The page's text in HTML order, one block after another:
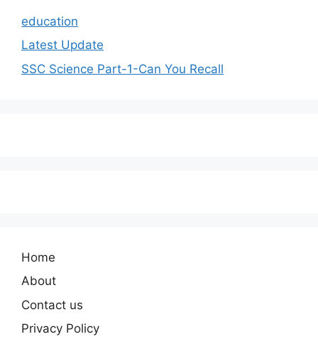
education
Latest Update
SSC Science Part-1-Can You Recall
Home
About
Contact us
Privacy Policy